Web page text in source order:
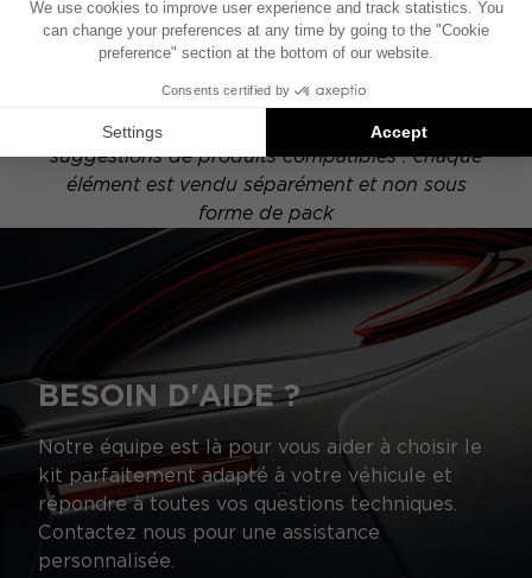
équipé d'une option hi-fi spécifique, le
placement des éléments présentés sur ce
Les installations Focal Inside sont des
suggestions de produits compatibles : chaque
élément est vendu séparément et non sous
forme de pack
BESOIN D'AIDE ?
Notre équipe est là pour vous aider à choisir le
kit parfaitement adapté à votre véhicule et
répondre à toutes vos questions techniques.
Contactez nous pour une assistance
personnalisée.